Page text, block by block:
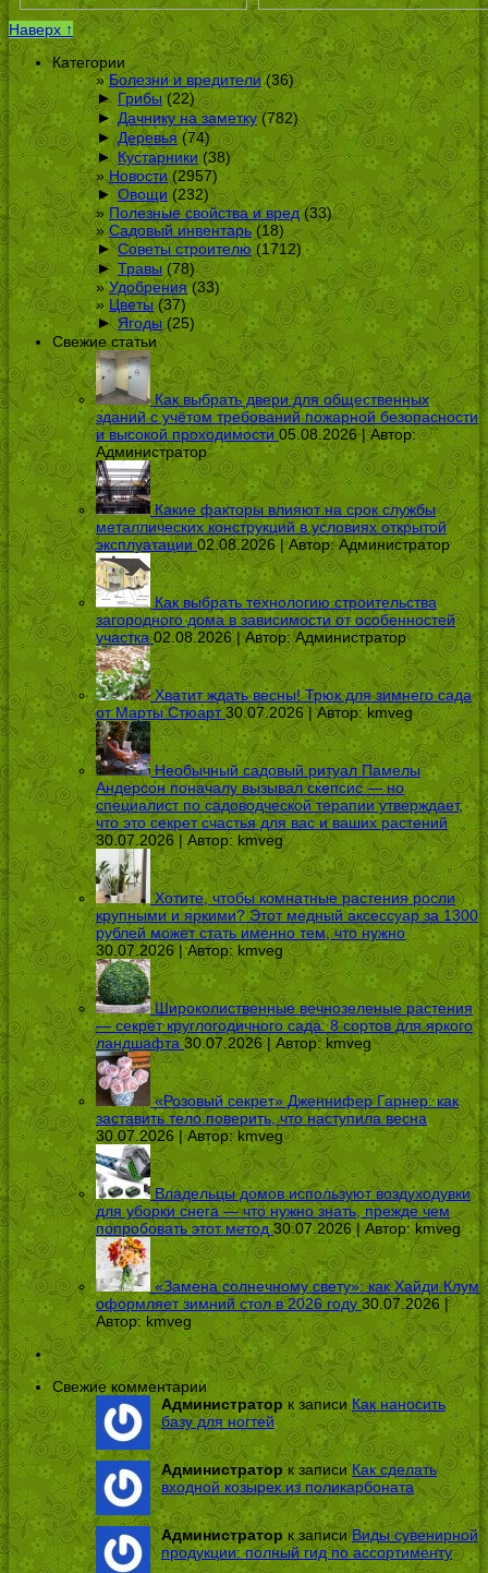
Наверх ↑
Категории
Болезни и вредители(36)
► Грибы(22)
► Дачнику на заметку(782)
► Деревья (74)
► Кустарники (38)
Новости(2957)
► Овощи(232)
Полезные свойства и вред(33)
Садовый инвентарь(18)
► Советы строителю (1712)
► Травы (78)
Удобрения(33)
Цветы(37)
► Ягоды(25)
Свежие статьи
Как выбрать двери для общественных
зданий с учётом требований пожарной безопасности
и высокой проходимости 05.08.2026 | Автор:
Администратор
Какие факторы влияют на срок службы
металлических конструкций в условиях открытой
эксплуатации 02.08.2026 | Автор:Администратор
Как выбрать технологию строительства
загородного дома в зависимости от особенностей
участка 02.08.2026 | Автор:Администратор
Хватит ждать весны! Трюк для зимнего сада
от Марты Стюарт 30.07.2026 | Автор:kmveg
Необычный садовый ритуал Памелы
Андерсон поначалу вызывал скепсис — но
специалист по садоводческой терапии утверждает,
что это секрет счастья для вас и ваших растений
30.07.2026 | Автор: kmveg
Хотите, чтобы комнатные растения росли
крупными и яркими? Этот медный аксессуар за 1300
рублей может стать именно тем, что нужно
30.07.2026 | Автор: kmveg
Широколиственные вечнозеленые растения
— секрет круглогодичного сада: 8 сортов для яркого
ландшафта 30.07.2026 | Автор:kmveg
«Розовый секрет» Дженнифер Гарнер: как
заставить тело поверить, что наступила весна
30.07.2026 | Автор:kmveg
Владельцы домов используют воздуходувки
для уборки снега — что нужно знать, прежде чем
попробовать этот метод 30.07.2026 | Автор:kmveg
«Замена солнечному свету»: как Хайди Клум
оформляет зимний стол в 2026 году 30.07.2026 |
Автор: kmveg
Свежие комментарии
Администраторк записиКак наносить
базу для ногтей
Администраторк записиКак сделать
входной козырек из поликарбоната
Администратор к записиВиды сувенирной
продукции: полный гид по ассортименту